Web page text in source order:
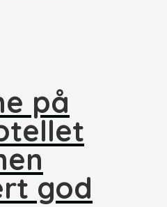
på
god